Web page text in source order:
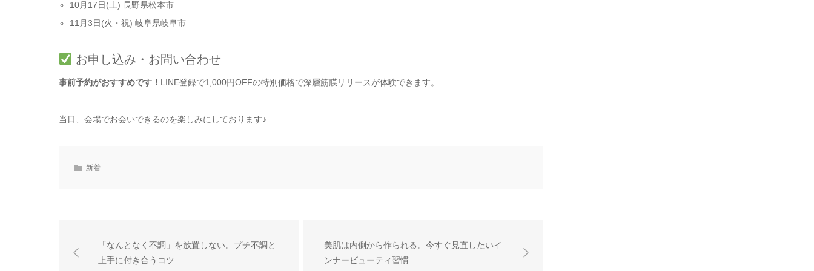
10月17日(土) 長野県松本市
11月3日(火・祝) 岐阜県岐阜市
お申し込み・お問い合わせ
事前予約がおすすめです！ LINE登録で1,000円OFFの特別価格で深層筋膜リリースが体験できます。
当日、会場でお会いできるのを楽しみにしております♪
新着
「なんとなく不調」を放置しない。プチ不調と
上手に付き合うコツ
美肌は内側から作られる。今すぐ見直したいイ
ンナービューティ習慣